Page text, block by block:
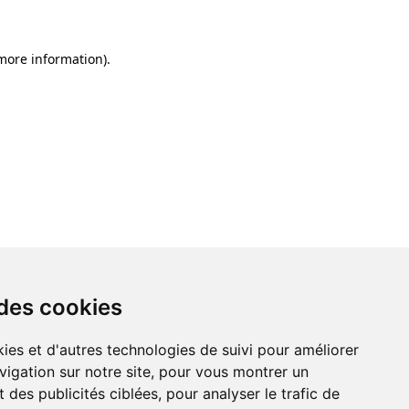
cookies
et d'autres technologies de suivi pour améliorer
sur notre site, pour vous montrer un
des publicités ciblées, pour analyser le trafic de
information).